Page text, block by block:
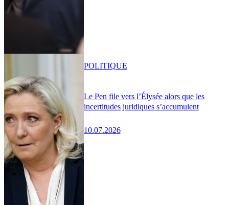
Le Pen file vers l’Élysée alors que les
incertitudes juridiques s’accumulent
10.07.2026
POLITIQUE